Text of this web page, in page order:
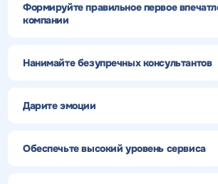
Формируйте правильное первое
компании
Нанимайте безупречных консультантов
Дарите эмоции
Обеспечьте высокий уровень сервиса